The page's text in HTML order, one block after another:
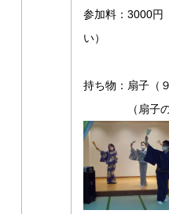
参加料：3000円
い）
持ち物：扇子（
（扇子のみ